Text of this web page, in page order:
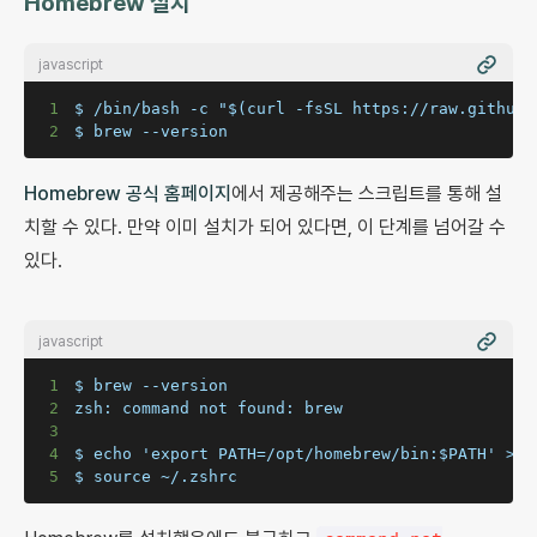
javascript
1
2
$ brew --version
Homebrew 공식 홈페이지 에서 제공해주는 스크립트를 통해 설
치할 수 있다. 만약 이미 설치가 되어 있다면, 이 단계를 넘어갈 수
있다.
javascript
1
2
3
4
5
$ source ~/.zshrc